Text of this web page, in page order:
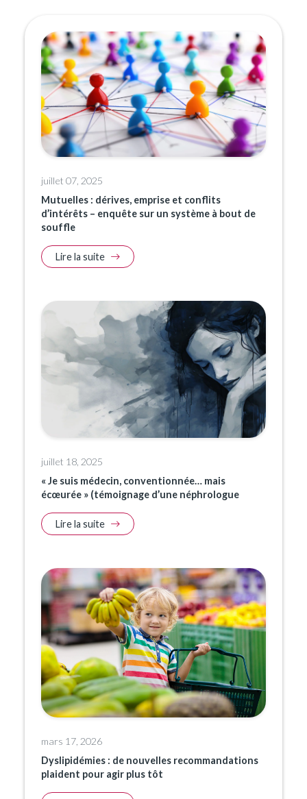
juillet 07, 2025
Mutuelles : dérives, emprise et conflits
d’intérêts – enquête sur un système à bout de
souffle
Lire la suite
juillet 18, 2025
« Je suis médecin, conventionnée… mais
écœurée » (témoignage d’une néphrologue
Lire la suite
mars 17, 2026
Dyslipidémies : de nouvelles recommandations
plaident pour agir plus tôt